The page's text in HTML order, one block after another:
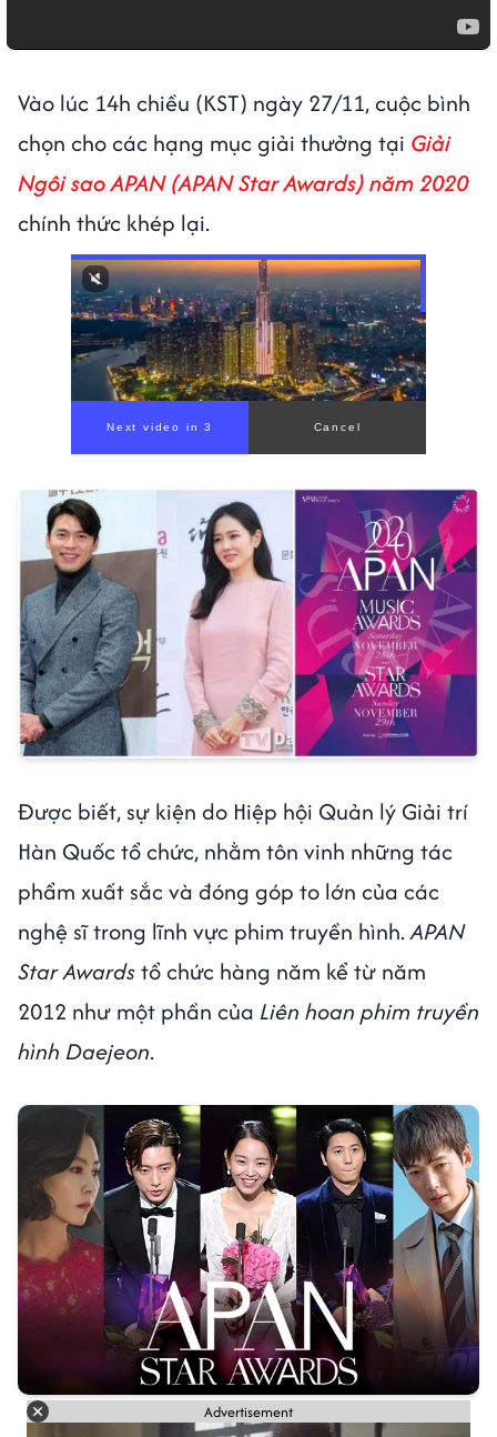
Vào lúc 14h chiều (KST) ngày 27/11, cuộc bình
chọn cho các hạng mục giải thưởng tại Giải
Ngôi sao APAN (APAN Star Awards) năm 2020
chính thức khép lại.
00:00/ 00:56
Được biết, sự kiện do Hiệp hội Quản lý Giải trí
Hàn Quốc tổ chức, nhằm tôn vinh những tác
phẩm xuất sắc và đóng góp to lớn của các
nghệ sĩ trong lĩnh vực phim truyền hình.APAN
Star Awardstổ chức hàng năm kể từ năm
2012 như một phần của Liên hoan phim truyền
hình Daejeon.
Advertisement